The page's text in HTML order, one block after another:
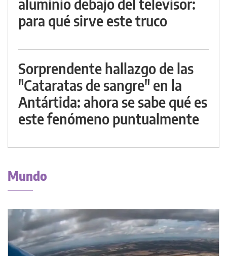
aluminio debajo del televisor:
para qué sirve este truco
Sorprendente hallazgo de las
"Cataratas de sangre" en la
Antártida: ahora se sabe qué es
este fenómeno puntualmente
Mundo